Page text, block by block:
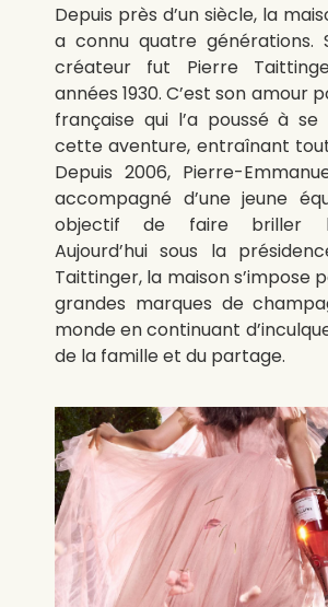
Depuis près d’un siècle, la
a connu quatre générations.
créateur fut Pierre
années 1930. C’est son amour
française qui l’a poussé à
cette aventure, entraînant
Depuis 2006, Pierre-
accompagné d’une jeune
objectif de faire briller
Aujourd’hui sous la
Taittinger, la maison s’impose
grandes marques de
monde en continuant
de la famille et du partage.